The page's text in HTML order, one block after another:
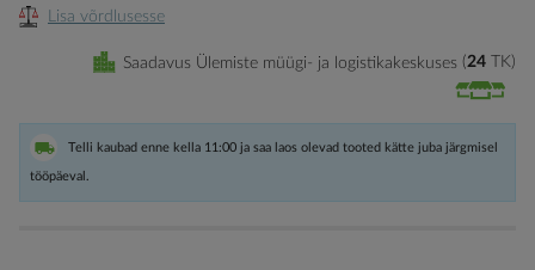
Lisa võrdlusesse
Saadavus Ülemiste müügi- ja logistikakeskuses 24 TK
Telli kaubad enne kella 11:00 ja saa laos olevad tooted kätte juba järgmisel
tööpäeval.